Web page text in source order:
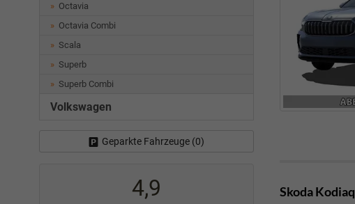
Skoda Kodiaq
Octavia
Octavia Combi
Scala
Superb
Superb Combi
Volkswagen
Geparkte Fahrzeuge (0)
4,9